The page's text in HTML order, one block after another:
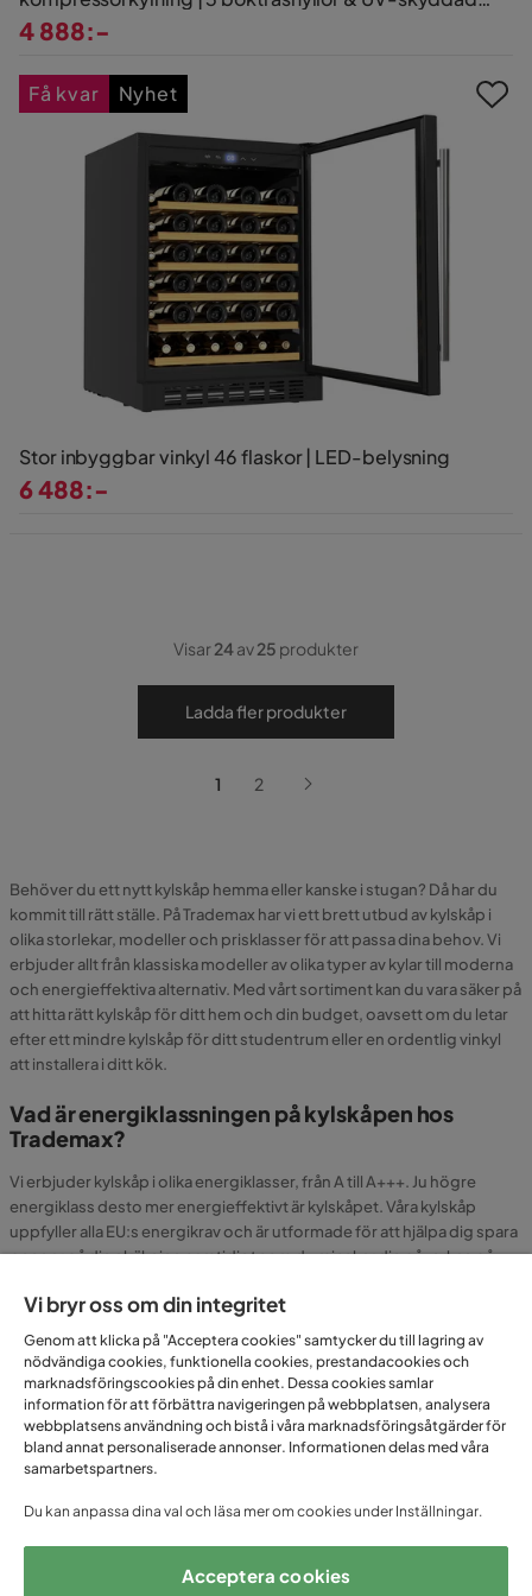
glasdörr
4 888:-
Stor inbyggbar vinkyl 46 flaskor | LED-belysning
6 488:-
Få kvar Nyhet
Visar24av25 produkter
Ladda fler produkter
1 2
Behöver du ett nytt kylskåp hemma eller kanske i stugan? Då har du
kommit till rätt ställe. På Trademax har vi ett brett utbud av kylskåp i
olika storlekar, modeller och prisklasser för att passa dina behov. Vi
erbjuder allt från klassiska modeller av olika typer av kylar till moderna
och energieffektiva alternativ. Med vårt sortiment kan du vara säker på
att hitta rätt kylskåp för ditt hem och din budget, oavsett om du letar
efter ett mindre kylskåp för ditt studentrum eller en ordentlig vinkyl
att installera i ditt kök.
Vad är energiklassningen på kylskåpen hos
Trademax?
Vi erbjuder kylskåp i olika energiklasser, från A till A+++. Ju högre
energiklass desto mer energieffektivt är kylskåpet. Våra kylskåp
uppfyller alla EU:s energikrav och är utformade för att hjälpa dig spara
pengar på din elräkning samtidigt som du minskar din påverkan på
det är. Ju högre klassning, desto mer energieffektivt är kylskåpet och
desto mindre energi kommer det att förbruka. Detta kan spara
pengar på din elräkning på lång sikt och bidra till en mer hållbar värld.
Kan jag använda mitt kylskåp direkt efter
leverans?
Ja, du kan använda ditt kylskåp direkt efter leverans. Se bara till att låta
kylmediet stabilisera sig.
Vilken typ av kyl kan jag köpa hos Trademax?
Vi bryr oss om din integritet
Genom att klicka på "Acceptera cookies" samtycker du till lagring av
nödvändiga cookies, funktionella cookies, prestandacookies och
marknadsföringscookies på din enhet. Dessa cookies samlar
information för att förbättra navigeringen på webbplatsen, analysera
webbplatsens användning och bistå i våra marknadsföringsåtgärder för
bland annat personaliserade annonser. Informationen delas med våra
samarbetspartners.
Du kan anpassa dina val och läsa mer om cookies under Inställningar.
Acceptera cookies